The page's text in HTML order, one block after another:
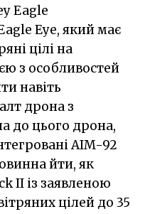
Eagle
Eye, який має
цілі на
з особливостей
навіть
дрона з
до цього дрона,
AIM-92
йти, як
II із заявленою
цілей до 35